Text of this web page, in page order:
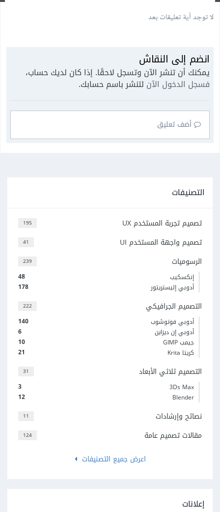
لا توجد أية تعليقات بعد
انضم إلى النقاش
يمكنك أن تنشر الآن وتسجل لاحقًا. إذا كان لديك حساب،
فسجل الدخول الآن لتنشر باسم حسابك.
أضف تعليق
التصنيفات
195 تصميم تجربة المستخدم UX
41 تصميم واجهة المستخدم UI
239 الرسوميات
48
إنكسكيب
178
أدوبي إليستريتور
222 التصميم الجرافيكي
140
أدوبي فوتوشوب
6
أدوبي إن ديزاين
10
جيمب GIMP
21
كريتا Krita
31 التصميم ثلاثي الأبعاد
3
3Ds Max
12
Blender
11 نصائح وإرشادات
124
مقالات تصميم عامة
اعرض جميع التصنيفات
إعلانات